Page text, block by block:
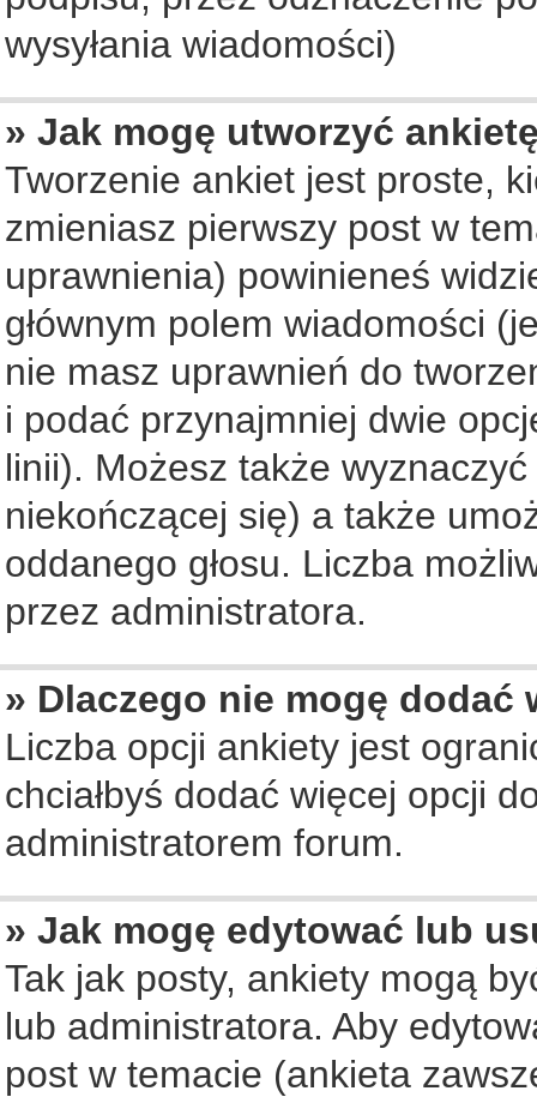
wysyłania wiadomości)
» Jak mogę utworzyć
Tworzenie ankiet jest proste,
zmieniasz pierwszy post w
uprawnienia) powinieneś
głównym polem wiadomości
nie masz uprawnień do
i podać przynajmniej dwie
linii). Możesz także
niekończącej się) a także
oddanego głosu. Liczba
przez administratora.
» Dlaczego nie mogę
Liczba opcji ankiety jest
chciałbyś dodać więcej opcji
administratorem forum.
» Jak mogę edytować lub
Tak jak posty, ankiety mogą
lub administratora. Aby
post w temacie (ankieta